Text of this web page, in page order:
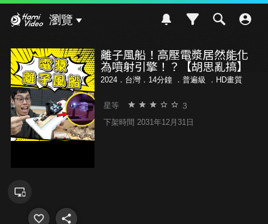
瀏覽
離子風船！高壓電漿居然能化
為噴射引擎！？【胡思亂搞】
2024．台灣．14分鐘 ． 普遍級 ．HD畫質
星等 3
下架時間 2031年12月31日